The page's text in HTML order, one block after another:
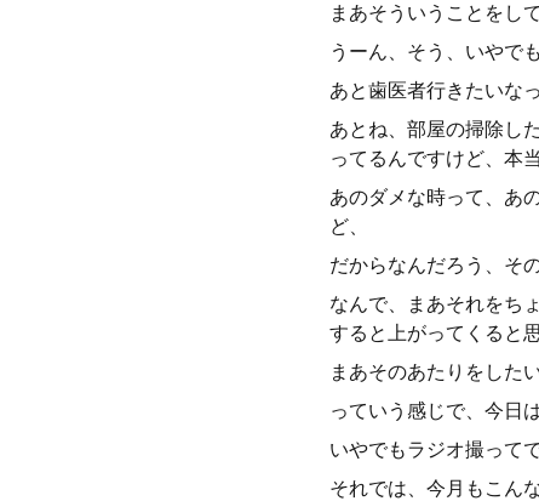
まあそういうことをし
うーん、そう、いやで
あと歯医者行きたいな
あとね、部屋の掃除し
ってるんですけど、本
あのダメな時って、あ
ど、
だからなんだろう、そ
なんで、まあそれをち
すると上がってくると
まあそのあたりをした
っていう感じで、今日
いやでもラジオ撮って
それでは、今月もこん